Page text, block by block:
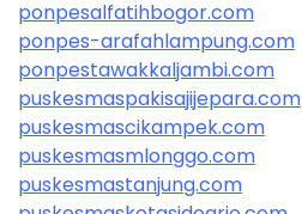
ponpesalfatihbogor.com
ponpes-arafahlampung.com
ponpestawakkaljambi.com
puskesmaspakisajijepara.com
puskesmascikampek.com
puskesmasmlonggo.com
puskesmastanjung.com